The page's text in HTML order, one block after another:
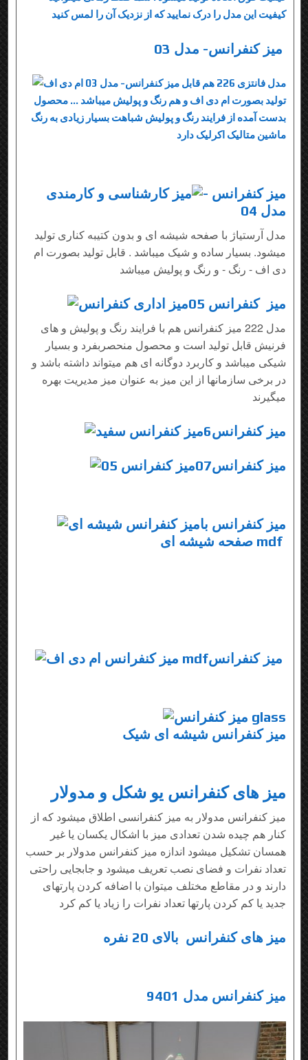
کیفیت این مدل را درک نمایید که از نزدیک آن را لمس کنید
تولید بصورت ام دی اف و هم رنگ و پولیش میباشد ... محصول
بدست آمده از فرایند رنگ و پولیش شباهت بسیار زیادی به رنگ
ماشین متالیک اکرلیک دارد
میز کنفرانس -
مدل 04
میشود. بسیار ساده و شیک میباشد . قابل تولید بصورت ام
دی اف - رنگ - و رنگ و پولیش میباشد
میز کنفرانس 05
فرنیش قابل تولید است و محصول منحصربفرد و بسیار
شیکی میباشد و کاربرد دوگانه ای هم میتواند داشته باشد و
در برخی سازمانها از این میز به عنوان میز مدیریت بهره
میگیرند
میز کنفرانس6
میز کنفرانس07
میز کنفرانس با
صفحه شیشه ای mdf
میز کنفرانس شیشه ای شیک
میز های کنفرانس یو شکل و مدولار
کنار هم چیده شدن تعدادی میز با اشکال یکسان یا غیر
همسان تشکیل میشود اندازه میز کنفرانس مدولار بر حسب
تعداد نفرات و فضای نصب تعریف میشود و جابجایی راحتی
دارند و در مقاطع مختلف میتوان با اضافه کردن پارتهای
جدید یا کم کردن پارتها تعداد نفرات را زیاد یا کم کرد
میز های کنفرانس بالای 20 نفره
میز کنفرانس مدل 9401